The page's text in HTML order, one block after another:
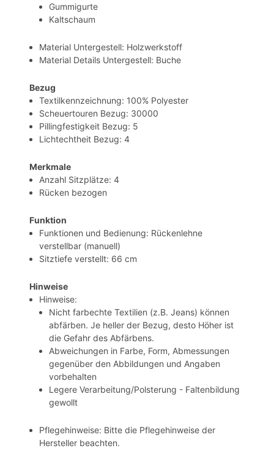
Gummigurte
Kaltschaum
Material Untergestell: Holzwerkstoff
Material Details Untergestell: Buche
Bezug
Textilkennzeichnung: 100% Polyester
Scheuertouren Bezug: 30000
Pillingfestigkeit Bezug: 5
Lichtechtheit Bezug: 4
Merkmale
Anzahl Sitzplätze: 4
Rücken bezogen
Funktion
Funktionen und Bedienung: Rückenlehne
verstellbar (manuell)
Sitztiefe verstellt: 66 cm
Hinweise
Hinweise:
Nicht farbechte Textilien (z.B. Jeans) können
abfärben. Je heller der Bezug, desto Höher ist
die Gefahr des Abfärbens.
Abweichungen in Farbe, Form, Abmessungen
gegenüber den Abbildungen und Angaben
vorbehalten
Legere Verarbeitung/Polsterung - Faltenbildung
gewollt
Pflegehinweise: Bitte die Pflegehinweise der
Hersteller beachten.